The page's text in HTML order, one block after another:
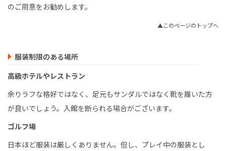
のご用意をお勧めします。
▲このページのトップへ
服装制限のある場所
高級ホテルやレストラン
余りラフな格好ではなく、足元もサンダルではなく靴を履いた方
が良いでしょう。入館を断られる場合がございます。
ゴルフ場
日本ほど服装は厳しくありません。但し、プレイ中の服装とし